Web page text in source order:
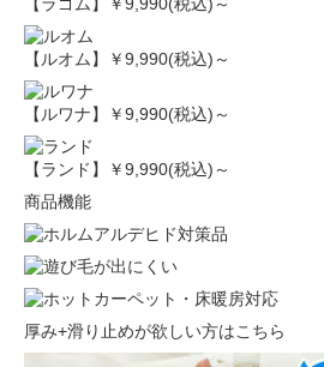
【ルオム】 ￥9,990(税込)～
【ルワナ】 ￥9,990(税込)～
【ランド】
￥9,990(税込)～
商品機能
厚み+滑り止めが欲しい方はこちら